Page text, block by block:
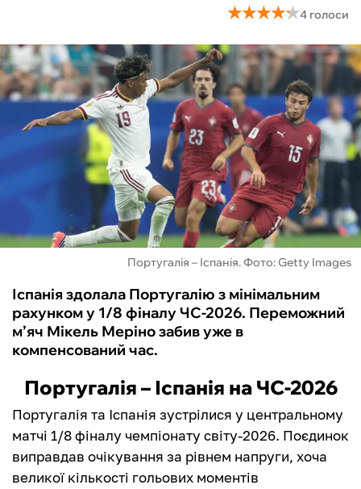
КІБЕРСПОРТ
ЧС-2026
БУКМЕКЕРИ
★★★★★
★★★★★4 голоси
Португалія – Іспанія. Фото: Getty Images
Іспанія здолала Португалію з мінімальним
рахунком у 1/8 фіналу ЧС-2026. Переможний
м’яч Мікель Меріно забив уже в
компенсований час.
Португалія – Іспанія на ЧС-2026
Португалія та Іспанія зустрілися у центральному
матчі 1/8 фіналу чемпіонату світу-2026. Поєдинок
виправдав очікування за рівнем напруги, хоча
великої кількості гольових моментів